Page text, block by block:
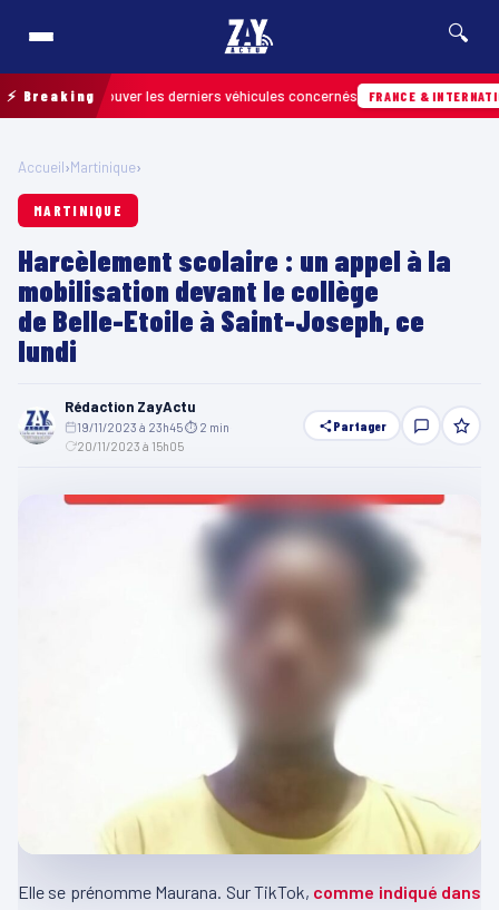
🔍
⚡ Breaking
retrouver les derniers véhicules concernés FRANCE & INTERNATIONALE
Accueil›Martinique›
MARTINIQUE
Harcèlement scolaire : un appel à la
mobilisation devant le collège
de Belle-Etoile à Saint-Joseph, ce
lundi
Rédaction ZayActu
19/11/2023 à 23h45⏱ 2 min
20/11/2023 à 15h05
Partager
Elle se prénomme Maurana. Sur TikTok, comme indiqué dans